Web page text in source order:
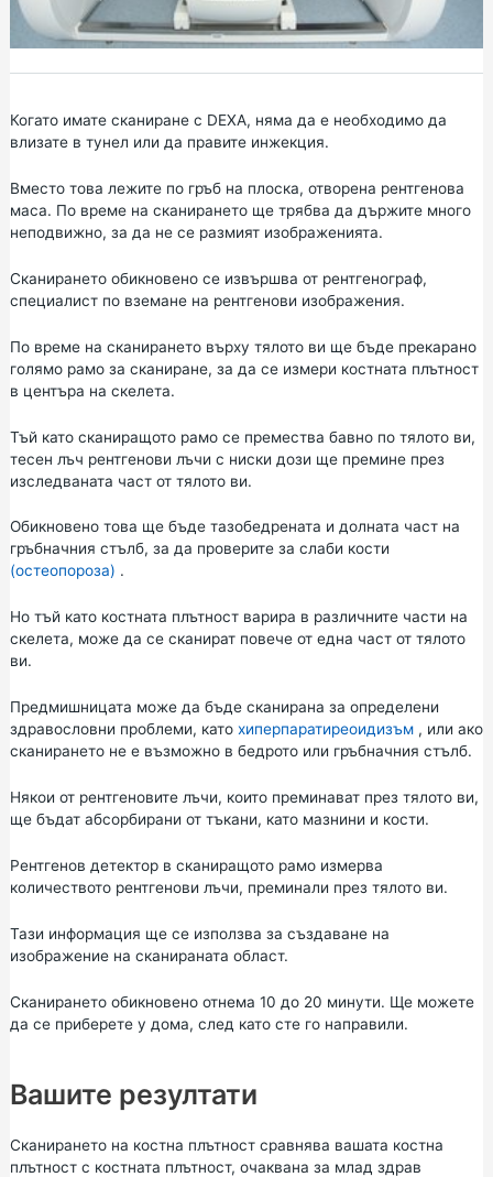
Когато имате сканиране с DEXA, няма да е необходимо да
влизате в тунел или да правите инжекция.
Вместо това лежите по гръб на плоска, отворена рентгенова
маса. По време на сканирането ще трябва да държите много
неподвижно, за да не се размият изображенията.
Сканирането обикновено се извършва от рентгенограф,
специалист по вземане на рентгенови изображения.
По време на сканирането върху тялото ви ще бъде прекарано
голямо рамо за сканиране, за да се измери костната плътност
в центъра на скелета.
Тъй като сканиращото рамо се премества бавно по тялото ви,
тесен лъч рентгенови лъчи с ниски дози ще премине през
изследваната част от тялото ви.
Обикновено това ще бъде тазобедрената и долната част на
гръбначния стълб, за да проверите за слаби кости
(остеопороза) .
Но тъй като костната плътност варира в различните части на
скелета, може да се сканират повече от една част от тялото
ви.
Предмишницата може да бъде сканирана за определени
здравословни проблеми, като хиперпаратиреоидизъм, или ако
сканирането не е възможно в бедрото или гръбначния стълб.
Някои от рентгеновите лъчи, които преминават през тялото ви,
ще бъдат абсорбирани от тъкани, като мазнини и кости.
Рентгенов детектор в сканиращото рамо измерва
количеството рентгенови лъчи, преминали през тялото ви.
Тази информация ще се използва за създаване на
изображение на сканираната област.
Сканирането обикновено отнема 10 до 20 минути. Ще можете
да се приберете у дома, след като сте го направили.
Вашите резултати
Сканирането на костна плътност сравнява вашата костна
плътност с костната плътност, очаквана за млад здрав